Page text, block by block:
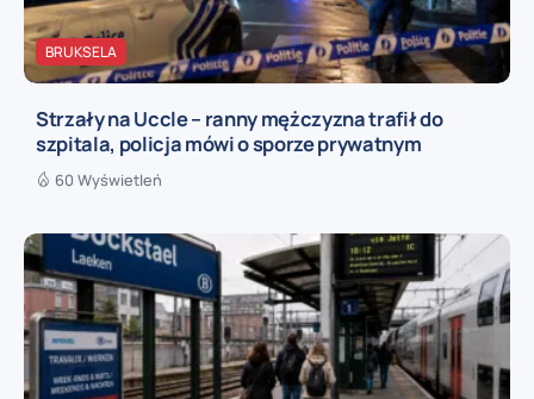
BRUKSELA
Strzały na Uccle – ranny mężczyzna trafił do
szpitala, policja mówi o sporze prywatnym
60 Wyświetleń